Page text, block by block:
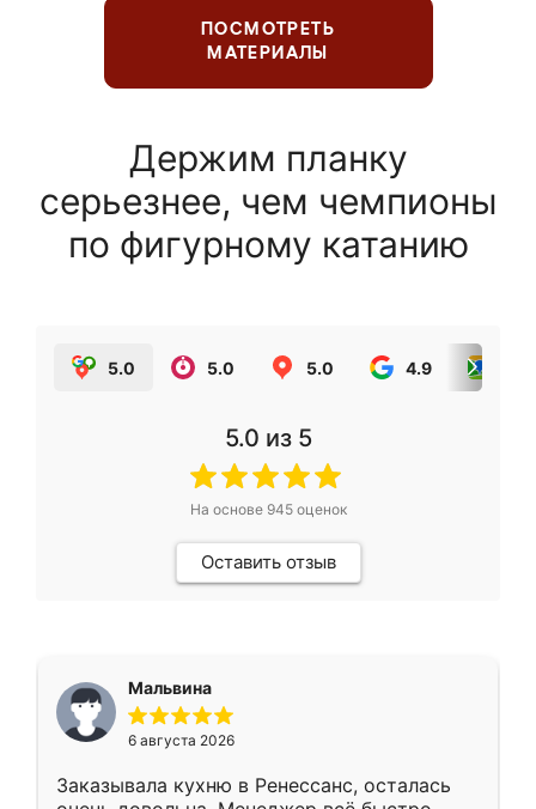
ПОСМОТРЕТЬ
МАТЕРИАЛЫ
Держим планку
серьезнее, чем чемпионы
по фигурному катанию
5.0 5.0 5.0 4.9
5.0 из 5
На основе 945оценок
Оставить отзыв
Мальвина
6 августа 2026
Заказывала кухню в Ренессанс, осталась